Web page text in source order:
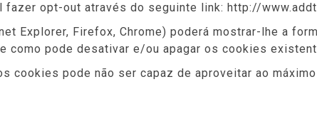
fazer opt-out através do seguinte link: http://
Explorer, Firefox, Chrome) poderá mostrar-lhe a
como pode desativar e/ou apagar os cookies
cookies pode não ser capaz de aproveitar ao